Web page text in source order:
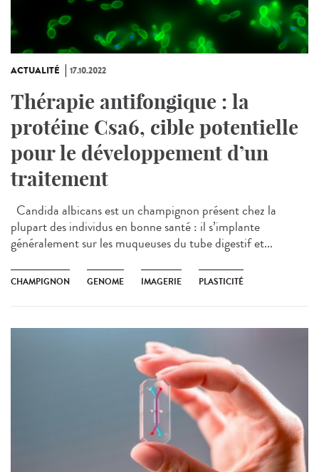
ACTUALITÉ 17.10.2022
Thérapie antifongique : la
protéine Csa6, cible potentielle
pour le développement d’un
traitement
Candida albicans est un champignon présent chez la
plupart des individus en bonne santé : il s’implante
généralement sur les muqueuses du tube digestif et...
CHAMPIGNON GENOME IMAGERIE PLASTICITÉ